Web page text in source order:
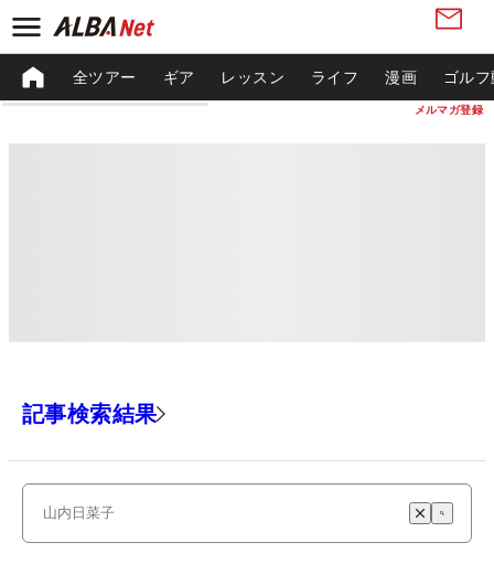
メルマガ登録
全ツアー ギア レッスン ライフ 漫画 ゴル
記事検索結果